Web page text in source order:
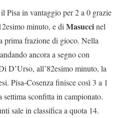
Pisa in vantaggio per 2 a 0 grazie
minuto, e di Masuccinel
prima frazione di gioco. Nella
ancora a segno con
D’Urso, all’82esimo minuto, la
Pisa-Cosenza finisce così 3 a 1
settima sconfitta in campionato.
sale in classifica a quota 14.